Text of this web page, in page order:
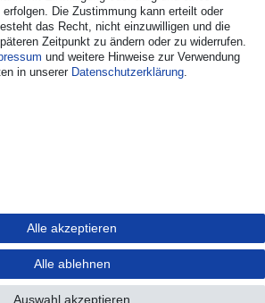
Artikeldetail | *Gilt für Lieferungen nach
widerrufen Kontakt
Die Zustimmung kann erteilt oder
das Recht, nicht einzuwilligen und die
Zeitpunkt zu ändern oder zu widerrufen.
und weitere Hinweise zur Verwendung
in unserer Daten­schutz­erklärung.
Alle akzeptieren
Alle ablehnen
Auswahl akzeptieren